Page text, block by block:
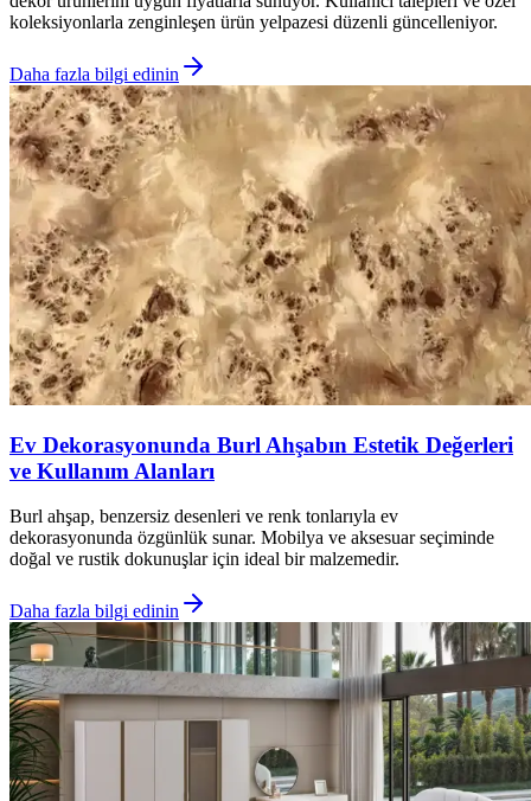
koleksiyonlarla zenginleşen ürün yelpazesi düzenli güncelleniyor.
Daha fazla bilgi edinin
Ev Dekorasyonunda Burl Ahşabın Estetik Değerleri
ve Kullanım Alanları
Burl ahşap, benzersiz desenleri ve renk tonlarıyla ev
dekorasyonunda özgünlük sunar. Mobilya ve aksesuar seçiminde
doğal ve rustik dokunuşlar için ideal bir malzemedir.
Daha fazla bilgi edinin